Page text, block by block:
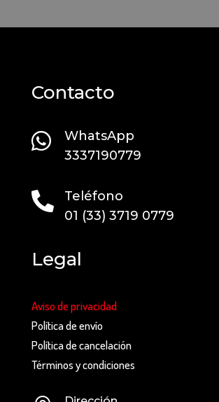
Contacto

WhatsApp
3337190779

Teléfono
01 (33) 3719 0779
Legal
Aviso de privacidad
Política de envío
Política de cancelación
Términos y condiciones